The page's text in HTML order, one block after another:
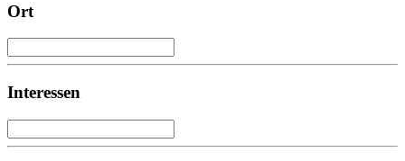
Ort
Interessen